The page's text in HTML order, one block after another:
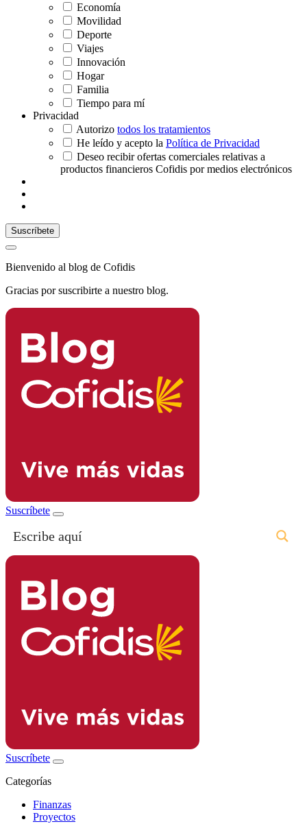
Economía
Movilidad
Deporte
Viajes
Innovación
Hogar
Familia
Tiempo para mí
Privacidad
Autorizo todos los tratamientos
He leído y acepto la Política de Privacidad
Deseo recibir ofertas comerciales relativas a
productos financieros Cofidis por medios electrónicos
Bienvenido al blog de Cofidis
Gracias por suscribirte a nuestro blog.
Suscríbete
Suscríbete
Categorías
Finanzas
Proyectos